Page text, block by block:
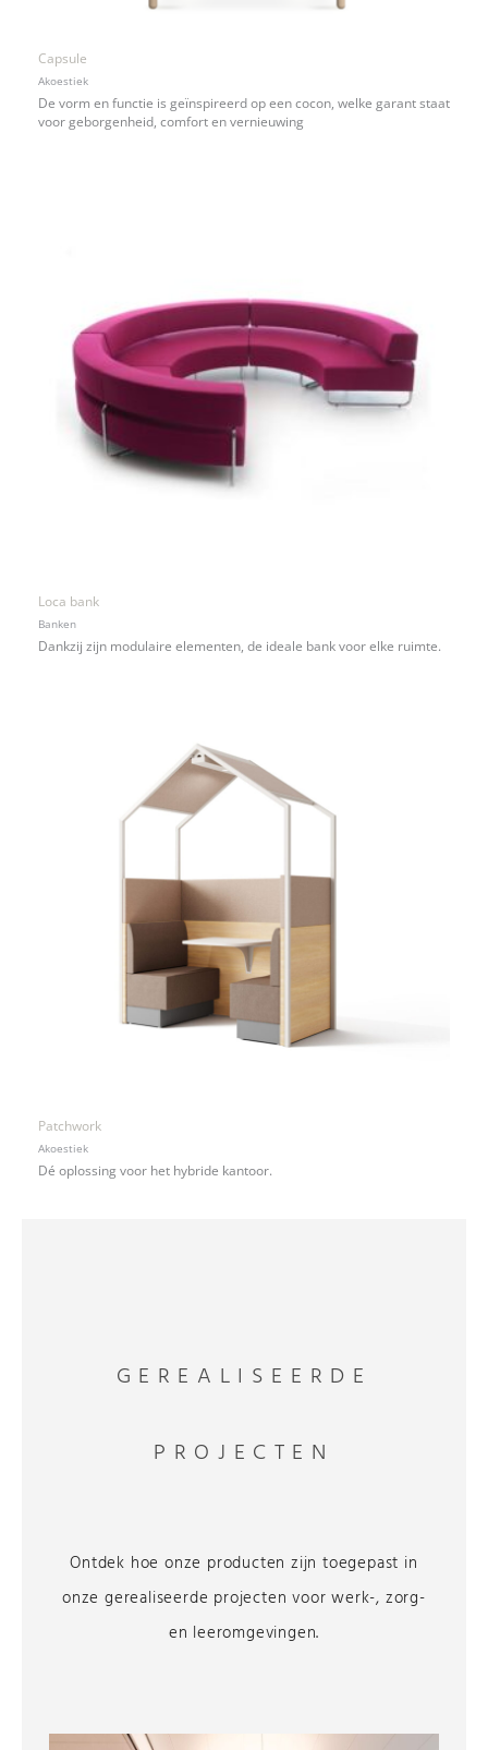
Capsule
Akoestiek
De vorm en functie is geïnspireerd op een cocon, welke garant staat
voor geborgenheid, comfort en vernieuwing
Loca bank
Banken
Dankzij zijn modulaire elementen, de ideale bank voor elke ruimte.
Patchwork
Akoestiek
Dé oplossing voor het hybride kantoor.
GEREALISEERDE
PROJECTEN
Ontdek hoe onze producten zijn toegepast in
onze gerealiseerde projecten voor werk-, zorg-
en leeromgevingen.